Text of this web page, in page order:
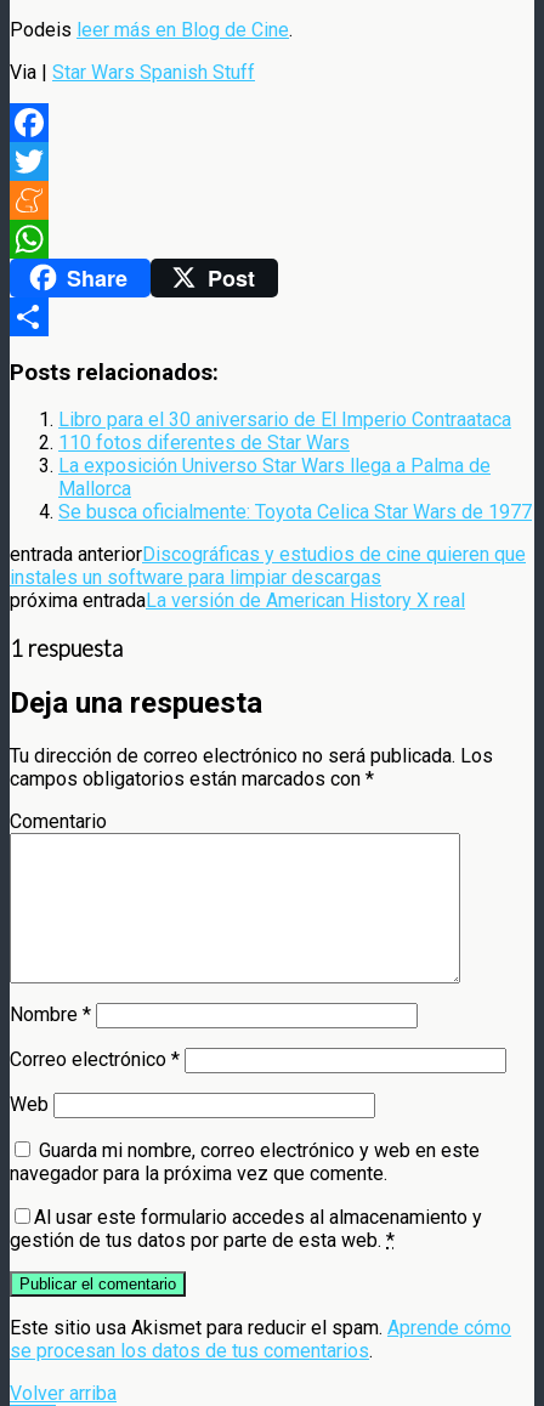
Podeis leer más en Blog de Cine.
Via | Star Wars Spanish Stuff
Facebook
Twitter
Meneame
WhatsAppShare Post
Posts relacionados:
Libro para el 30 aniversario de El Imperio Contraataca
110 fotos diferentes de Star Wars
La exposición Universo Star Wars llega a Palma de
Mallorca
Se busca oficialmente: Toyota Celica Star Wars de 1977
entrada anteriorDiscográficas y estudios de cine quieren que
instales un software para limpiar descargas
próxima entradaLa versión de American History X real
1 respuesta
Deja una respuesta
Tu dirección de correo electrónico no será publicada. Los
campos obligatorios están marcados con *
Comentario
Nombre *
Correo electrónico *
Web
Guarda mi nombre, correo electrónico y web en este
navegador para la próxima vez que comente.
Al usar este formulario accedes al almacenamiento y
gestión de tus datos por parte de esta web. *
Este sitio usa Akismet para reducir el spam. Aprende cómo
se procesan los datos de tus comentarios.
Volver arriba